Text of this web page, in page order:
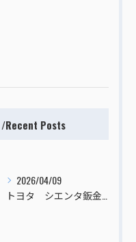
Recent Posts
2026/04/09